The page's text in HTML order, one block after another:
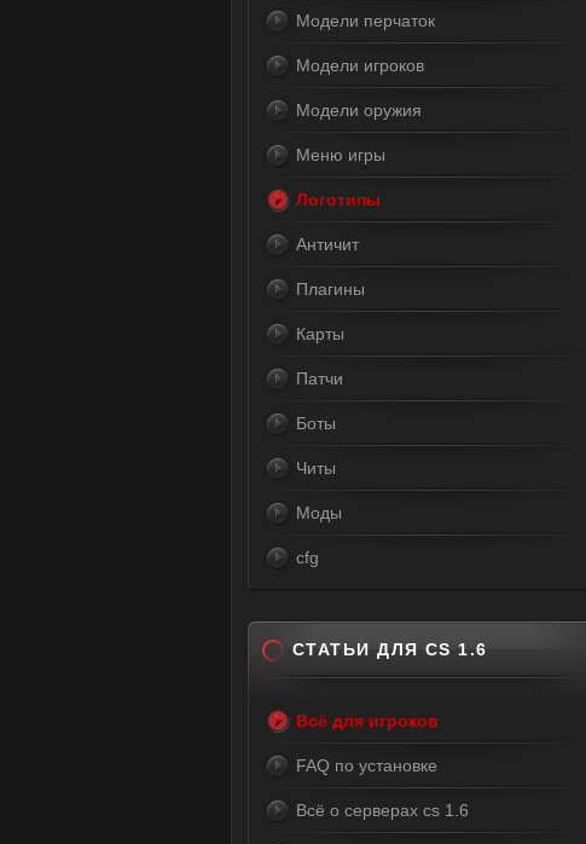
Модели перчаток
Модели игроков
Модели оружия
Меню игры
Логотипы
Античит
Плагины
Карты
Патчи
Боты
Читы
Моды
cfg
СТАТЬИ ДЛЯ CS 1.6
Всё для игроков
FAQ по установке
Всё о серверах cs 1.6